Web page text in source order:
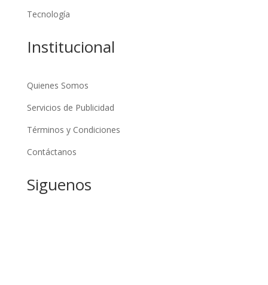
Tecnología
Institucional
Quienes Somos
Servicios de Publicidad
Términos y Condiciones
Contáctanos
Siguenos